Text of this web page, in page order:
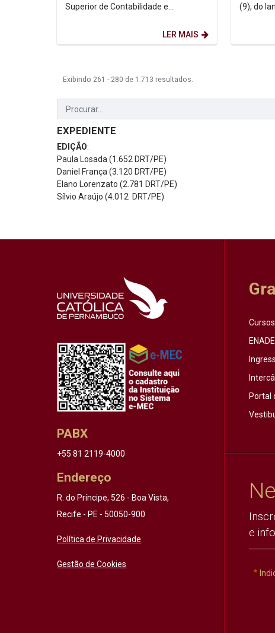
Superior de Contabilidade e
LER MAIS
(9), do
Exibindo 261 - 280 de 1.713 resultados.
EXPEDIENTE
EDIÇÃO:
Paula Losada (1.652 DRT/PE)
Daniel França (3.120 DRT/PE)
Elano Lorenzato (2.781 DRT/PE)
Sílvio Araújo (4.012 DRT/PE)
PABX
+55 81 2119-4000
Endereço
R. do Príncipe, 526 - Boa Vista,
Recife - PE - 50050-900
Política de Privacidade
Gestão de Cookies
Cursos
ENADE
Portal
e